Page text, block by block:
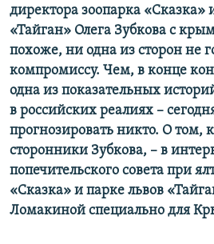
директора зоопарка «Сказка»
«Тайган» Олега Зубкова с
похоже, ни одна из сторон не
компромиссу. Чем, в конце
одна из показательных
в российских реалиях –
прогнозировать никто. О том,
сторонники Зубкова, – в
попечительского совета при
«Сказка» и парке львов
Ломакиной специально для